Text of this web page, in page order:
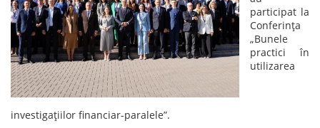
participat la
Conferința
„Bunele
practici în
utilizarea
investigațiilor financiar-paralele”.